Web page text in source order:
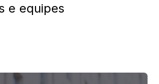
e equipes